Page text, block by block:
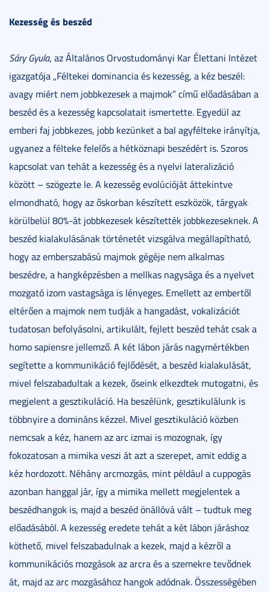
Kezesség és beszéd
Sáry Gyula, az Általános Orvostudományi Kar Élettani Intézet
igazgatója „Féltekei dominancia és kezesség, a kéz beszél:
avagy miért nem jobbkezesek a majmok” című előadásában a
beszéd és a kezesség kapcsolatait ismertette. Egyedül az
emberi faj jobbkezes, jobb kezünket a bal agyfélteke irányítja,
ugyanez a félteke felelős a hétköznapi beszédért is. Szoros
kapcsolat van tehát a kezesség és a nyelvi lateralizáció
között – szögezte le. A kezesség evolúcióját áttekintve
elmondható, hogy az őskorban készített eszközök, tárgyak
körülbelül 80%-át jobbkezesek készítették jobbkezeseknek. A
beszéd kialakulásának történetét vizsgálva megállapítható,
hogy az emberszabású majmok gégéje nem alkalmas
beszédre, a hangképzésben a mellkas nagysága és a nyelvet
mozgató izom vastagsága is lényeges. Emellett az embertől
eltérően a majmok nem tudják a hangadást, vokalizációt
tudatosan befolyásolni, artikulált, fejlett beszéd tehát csak a
homo sapiensre jellemző. A két lábon járás nagymértékben
segítette a kommunikáció fejlődését, a beszéd kialakulását,
mivel felszabadultak a kezek, őseink elkezdtek mutogatni, és
megjelent a gesztikuláció. Ha beszélünk, gesztikulálunk is
többnyire a domináns kézzel. Mivel gesztikuláció közben
nemcsak a kéz, hanem az arc izmai is mozognak, így
fokozatosan a mimika veszi át azt a szerepet, amit eddig a
kéz hordozott. Néhány arcmozgás, mint például a cuppogás
azonban hanggal jár, így a mimika mellett megjelentek a
beszédhangok is, majd a beszéd önállóvá vált – tudtuk meg
előadásából. A kezesség eredete tehát a két lábon járáshoz
köthető, mivel felszabadulnak a kezek, majd a kézről a
kommunikációs mozgások az arcra és a szemekre tevődnek
át, majd az arc mozgásához hangok adódnak. Összességében